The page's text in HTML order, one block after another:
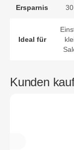
Ersparnis
Ideal für
Kunden